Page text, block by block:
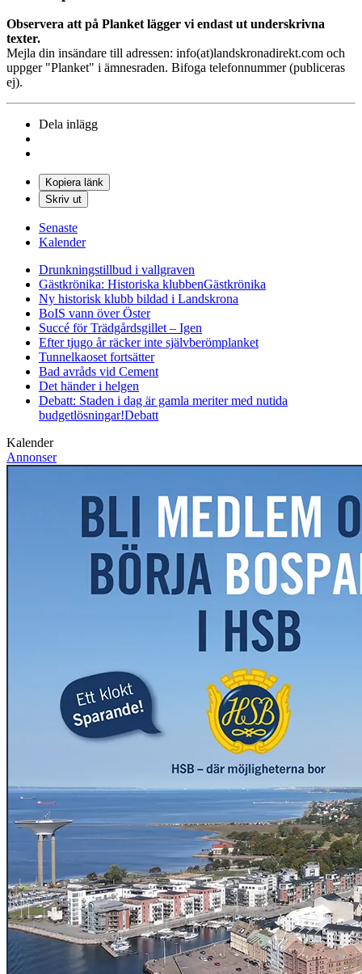
Observera att på Planket lägger vi endast ut underskrivna
texter.
Mejla din insändare till adressen: info(at)landskronadirekt.com och
uppger "Planket" i ämnesraden. Bifoga telefonnummer (publiceras
ej).
Dela inlägg
Kopiera länk
Skriv ut
Senaste
Kalender
Drunkningstillbud i vallgraven
Gästkrönika: Historiska klubbenGästkrönika
Ny historisk klubb bildad i Landskrona
BoIS vann över Öster
Succé för Trädgårdsgillet – Igen
Efter tjugo år räcker inte självberömplanket
Tunnelkaoset fortsätter
Bad avråds vid Cement
Det händer i helgen
Debatt: Staden i dag är gamla meriter med nutida
budgetlösningar!Debatt
Kalender
Annonser